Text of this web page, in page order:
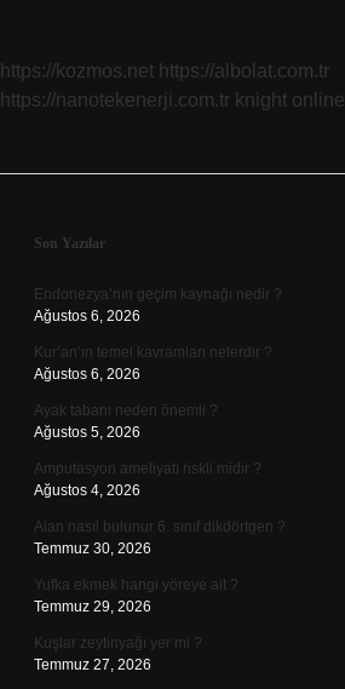
https://kozmos.net https://albolat.com.tr
https://nanotekenerji.com.tr knight online
Sidebar
Son Yazılar
Endonezya’nın geçim kaynağı nedir ?
Ağustos 6, 2026
Kur’an’ın temel kavramları nelerdir ?
Ağustos 6, 2026
Ayak tabanı neden önemli ?
Ağustos 5, 2026
Amputasyon ameliyatı riskli midir ?
Ağustos 4, 2026
Alan nasıl bulunur 6. sınıf dikdörtgen ?
Temmuz 30, 2026
Yufka ekmek hangi yöreye ait ?
Temmuz 29, 2026
Kuşlar zeytinyağı yer mi ?
Temmuz 27, 2026